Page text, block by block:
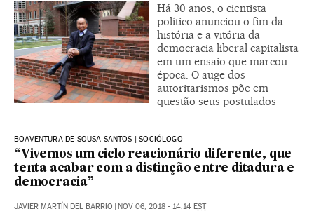
Há 30 anos, o cientista
político anunciou o fim da
história e a vitória da
democracia liberal capitalista
em um ensaio que marcou
época. O auge dos
autoritarismos põe em
questão seus postulados
BOAVENTURA DE SOUSA SANTOS | SOCIÓLOGO
“Vivemos um ciclo reacionário diferente, que
tenta acabar com a distinção entre ditadura e
democracia”
JAVIER MARTÍN DEL BARRIO | NOV 06, 2018 - 14:14 EST